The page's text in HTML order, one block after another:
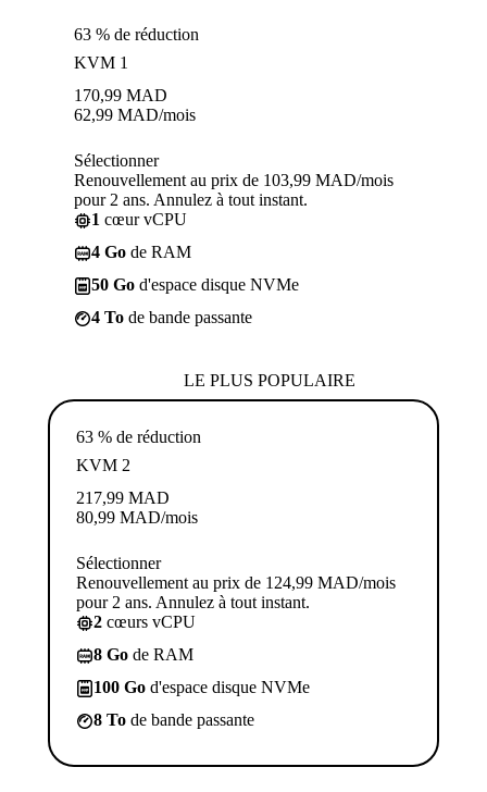
63 % de réduction
KVM 1
170,99 MAD
62,99 MAD/mois
Sélectionner
Renouvellement au prix de 103,99 MAD/mois
pour 2 ans. Annulez à tout instant.
1 cœur vCPU
4 Go de RAM
50 Go d'espace disque NVMe
4 To de bande passante
LE PLUS POPULAIRE
63 % de réduction
KVM 2
217,99 MAD
80,99 MAD/mois
Sélectionner
Renouvellement au prix de 124,99 MAD/mois
pour 2 ans. Annulez à tout instant.
2 cœurs vCPU
8 Go de RAM
100 Go d'espace disque NVMe
8 To de bande passante